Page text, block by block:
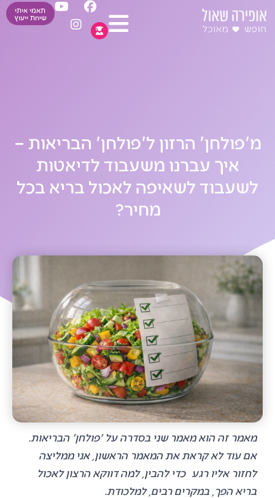
דילוג
לתוכן
F
c
Y
n
s
תאמי איתי
שיחת ייעוץ
מ'פולחן' הרזון ל'פולחן' הבריאות –
איך עברנו משעבוד לדיאטות
לשעבוד לשאיפה לאכול בריא בכל
מחיר?
מאמר זה הוא מאמר שני בסדרה על 'פולחן' הבריאות.
אם עוד לא קראת את המאמר הראשון, אני ממליצה
לחזור אליו רגע כדי להבין, למה דווקא הרצון לאכול
בריא הפך, במקרים רבים, למלכודת.